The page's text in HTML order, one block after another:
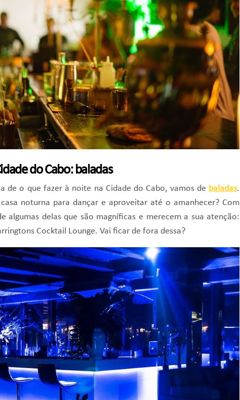
do Cabo: baladas
de o que fazer à noite na Cidade do Cabo, vamos de baladas.
noturna para dançar e aproveitar até o amanhecer? Com
algumas delas que são magníficas e merecem a sua atenção:
Cocktail Lounge. Vai ficar de fora dessa?